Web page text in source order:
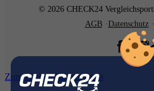
© 2026 CHECK24
AGB
Datenschutz
Zum Hauptinhalt springen